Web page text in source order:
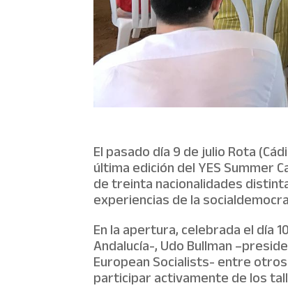
El pasado día 9 de julio Rota
última edición del YES Summer
de treinta nacionalidades
experiencias de la
En la apertura, celebrada el día
Andalucía-, Udo Bullman
European Socialists- entre
participar activamente de los